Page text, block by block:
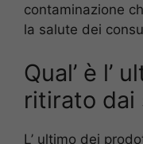
contaminazione
la salute dei
Qual’ è l’
ritirato dai
L’ ultimo dei